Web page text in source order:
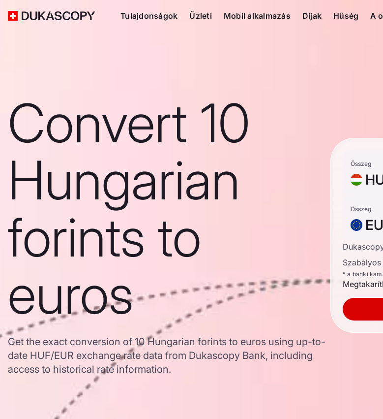
Tulajdonságok Üzleti Mobil alkalmazás Díjak Hűség A
Convert 10
Hungarian
forints to
euros
Get the exact conversion of 10 Hungarian forints to euros using up-to-
date HUF/EUR exchange rate data from Dukascopy Bank, including
access to historical rate information.
Összeg
Összeg
* a banki